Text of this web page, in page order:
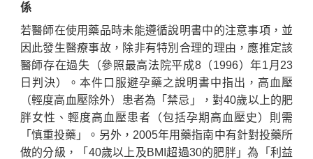
係
若醫師在使用藥品時未能遵循說明書中的注意事項，並
因此發生醫療事故，除非有特別合理的理由，應推定該
醫師存在過失（參照最高法院平成8（1996）年1月23
日判決）。本件口服避孕藥之說明書中指出，高血壓
（輕度高血壓除外）患者為「禁忌」，對40歲以上的肥
胖女性、輕度高血壓患者（包括孕期高血壓史）則需
「慎重投藥」。另外，2005年用藥指南中有針對投藥所
做的分級，「40歲以上及BMI超過30的肥胖」為「利益